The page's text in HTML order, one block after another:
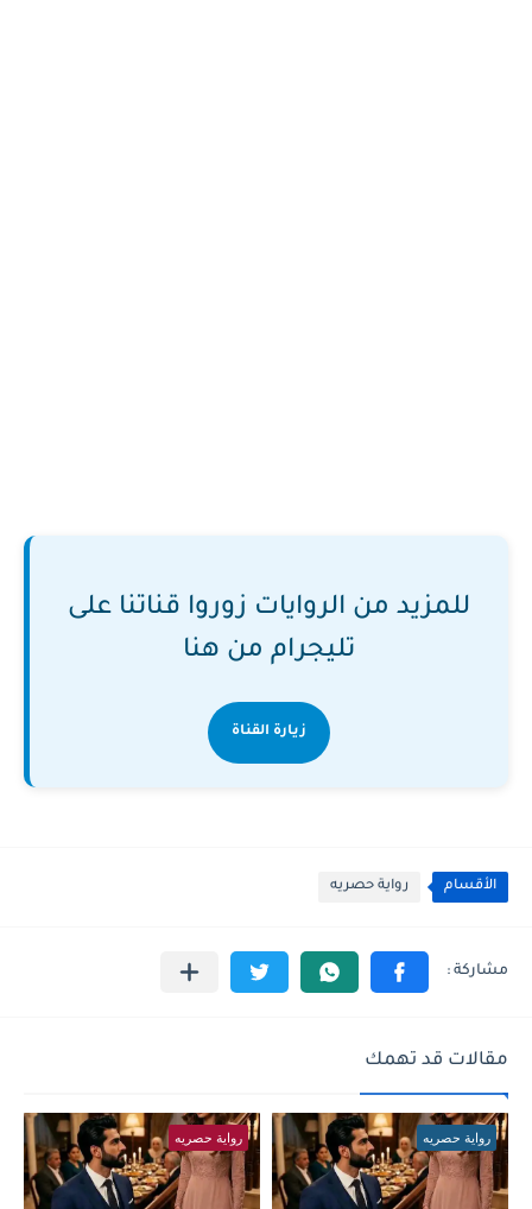
للمزيد من الروايات زوروا قناتنا على
تليجرام من هنا
زيارة القناة
الأقسام رواية حصريه
مقالات قد تهمك
رواية حصريه رواية حصريه